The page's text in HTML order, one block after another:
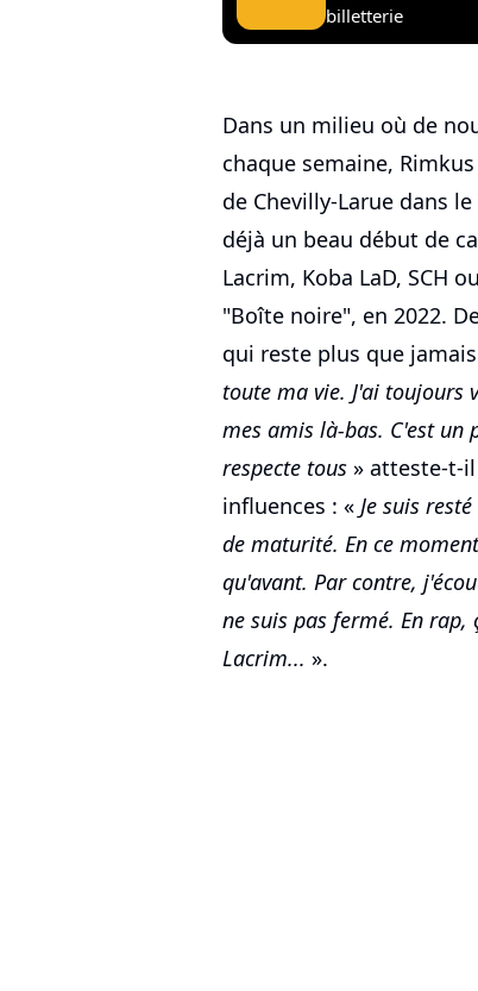
billetterie
Dans un milieu où de
chaque semaine,
de Chevilly-Larue dans
déjà un beau début de
Lacrim, Koba LaD, SCH
"Boîte noire", en 2022.
qui reste plus que
toute ma vie. J'ai toujours
mes amis là-bas. C'est un
respecte tous » atteste-t-
influences : « Je suis
de maturité. En ce
qu'avant. Par contre,
ne suis pas fermé. En rap,
Lacrim... ».